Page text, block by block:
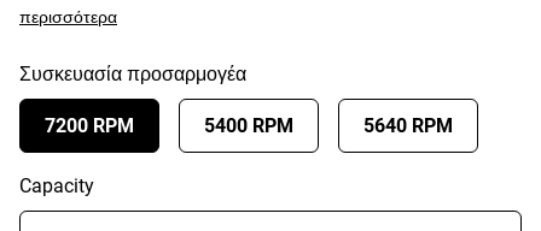
περισσότερα
Συσκευασία προσαρμογέα
7200 RPM 5400 RPM 5640 RPM
Capacity